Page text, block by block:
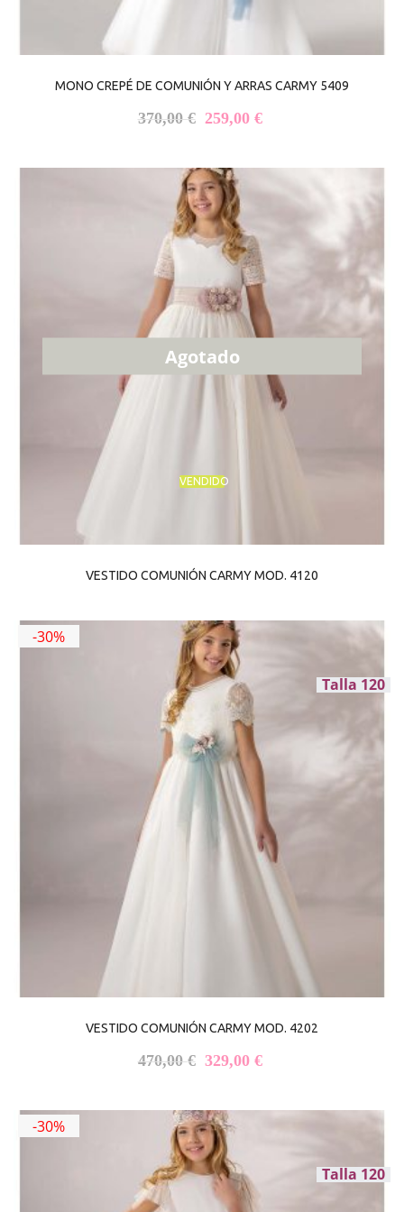
MONO CREPÉ DE COMUNIÓN Y ARRAS CARMY 5409
370,00€ El precio original era: 370,00
259,00 €
VENDIDO
Agotado
VESTIDO COMUNIÓN CARMY MOD. 4120
Talla 120
-30%
VESTIDO COMUNIÓN CARMY MOD. 4202
470,00€ El precio original era: 470,00
329,00 €
Talla 120
-30%